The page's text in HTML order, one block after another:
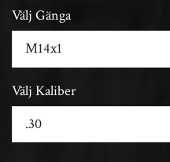
Välj Gänga
M14x1
Välj Kaliber
.30